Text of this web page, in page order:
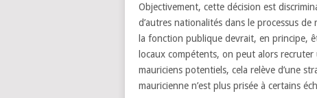
Objectivement, cette décision est
d’autres nationalités dans le processus
la fonction publique devrait, en principe,
locaux compétents, on peut alors recruter
mauriciens potentiels, cela relève d’une
mauricienne n’est plus prisée à certains